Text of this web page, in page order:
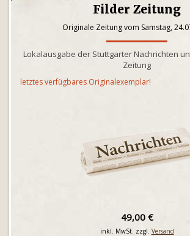
Filder Zeitung
Originale Zeitung vom Samstag,
Lokalausgabe der Stuttgarter Nachrichten
Zeitung
letztes verfügbares Originalexemplar!
49,00 €
inkl. MwSt. zzgl. Versand